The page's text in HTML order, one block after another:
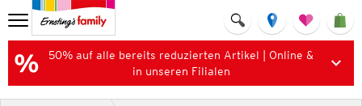
50% auf alle bereits reduzierten Artikel | Online &
in unseren Filialen